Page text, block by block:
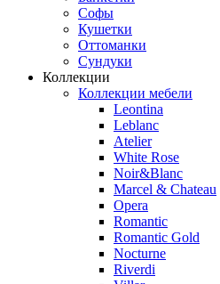
Софы
Кушетки
Оттоманки
Сундуки
Коллекции
Коллекции мебели
Leontina
Leblanc
Аtelier
White Rose
Noir&Blanc
Marcel & Chateau
Opera
Romantic
Romantic Gold
Nocturne
Riverdi